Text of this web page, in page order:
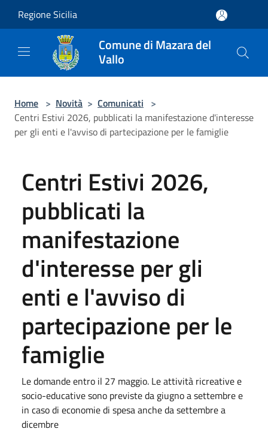
Regione Sicilia
Comune di Mazara del
Vallo
Home > Novità > Comunicati >
Centri Estivi 2026, pubblicati la manifestazione d'interesse
per gli enti e l'avviso di partecipazione per le famiglie
Centri Estivi 2026,
pubblicati la
manifestazione
d'interesse per gli
enti e l'avviso di
partecipazione per le
famiglie
Le domande entro il 27 maggio. Le attività ricreative e
socio-educative sono previste da giugno a settembre e
in caso di economie di spesa anche da settembre a
dicembre